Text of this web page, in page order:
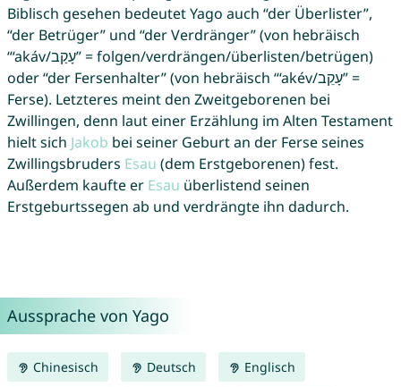
Biblisch gesehen bedeutet Yago auch “der Überlister”,
“der Betrüger” und “der Verdränger” (von hebräisch
“‘akáv/עָקַב” = folgen/verdrängen/überlisten/betrügen)
oder “der Fersenhalter” (von hebräisch “‘akév/עָקֵב” =
Ferse). Letzteres meint den Zweitgeborenen bei
Zwillingen, denn laut einer Erzählung im Alten Testament
hielt sich Jakob bei seiner Geburt an der Ferse seines
Zwillingsbruders Esau (dem Erstgeborenen) fest.
Außerdem kaufte er Esau überlistend seinen
Erstgeburtssegen ab und verdrängte ihn dadurch.
Aussprache von Yago
Chinesisch Deutsch Englisch